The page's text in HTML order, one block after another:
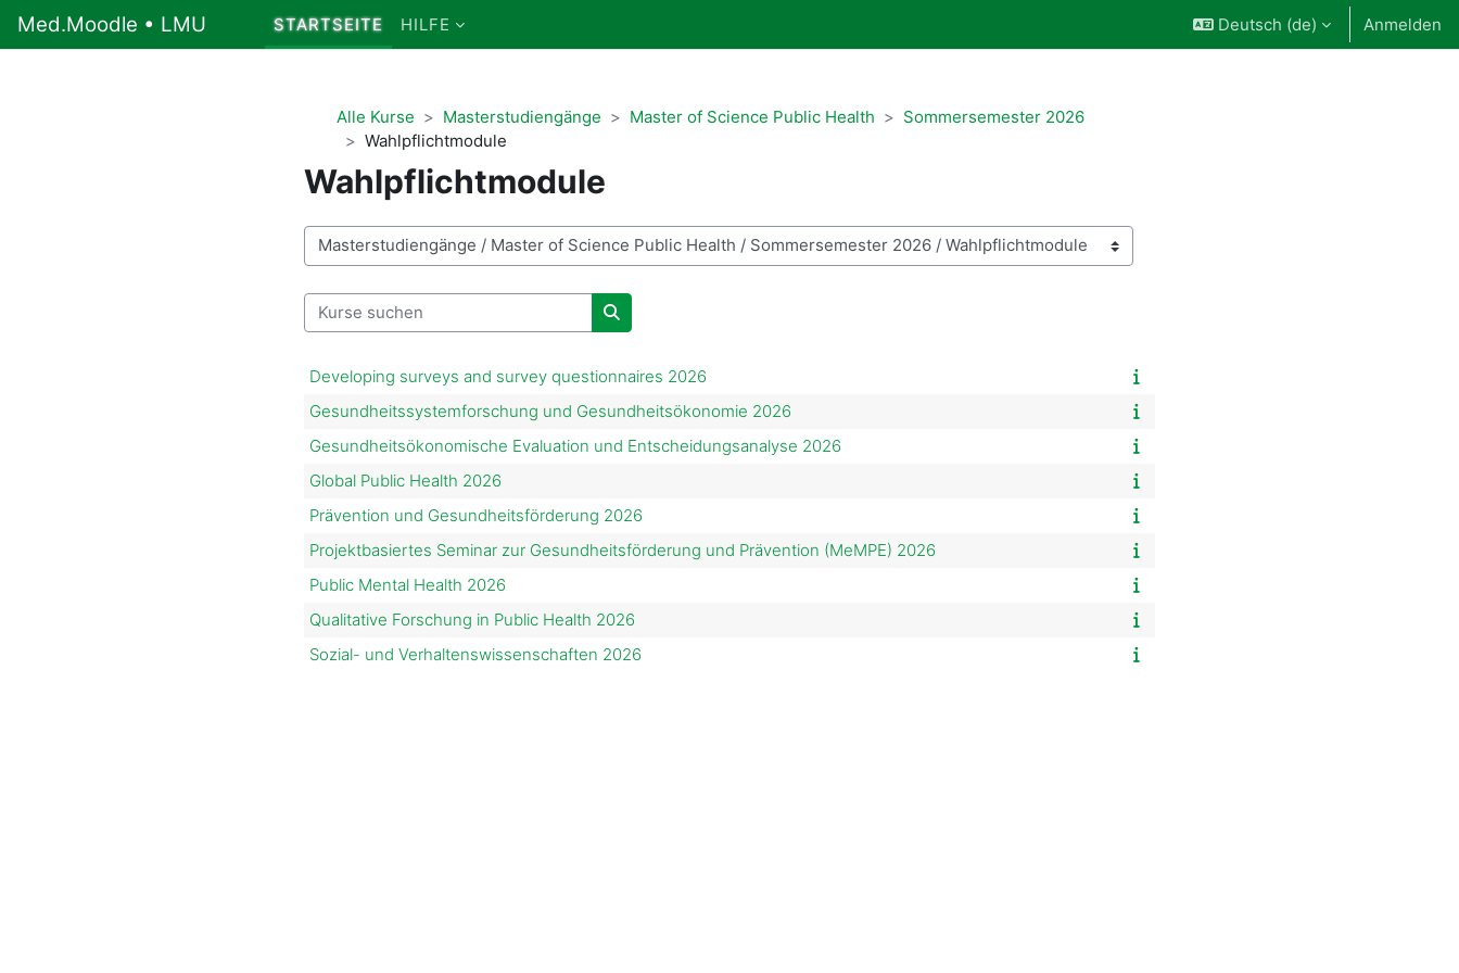
Med.Moodle • LMU STARTSEITE HILFE Deutsch ‎(de)‎ Anmelden
Alle Kurse Masterstudiengänge Master of Science Public Health
Sommersemester 2026
Wahlpflichtmodule
Wahlpflichtmodule
Kursbereiche
Kurse suchen
Kurse suchen
Developing surveys and survey questionnaires 2026
Gesundheitssystemforschung und Gesundheitsökonomie 2026
Gesundheitsökonomische Evaluation und Entscheidungsanalyse 2026
Global Public Health 2026
Prävention und Gesundheitsförderung 2026
Projektbasiertes Seminar zur Gesundheitsförderung und Prävention (MeMPE) 2026
Public Mental Health 2026
Qualitative Forschung in Public Health 2026
Sozial- und Verhaltenswissenschaften 2026